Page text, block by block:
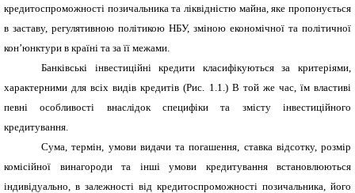
кредитоспроможності позичальника та ліквідністю майна, яке пропонується
в заставу, регулятивною політикою НБУ, зміною економічної та політичної
кон’юнктури в країні та за її межами.
Банківські інвестиційні кредити класифікуються за критеріями,
характерними для всіх видів кредитів (Рис. 1.1.) В той же час, їм властиві
певні особливості внаслідок специфіки та змісту інвестиційного
кредитування.
Сума, термін, умови видачи та погашення, ставка відсотку, розмір
комісійної винагороди та інші умови кредитування встановлюються
індивідуально, в залежності від кредитоспроможності позичальника, його